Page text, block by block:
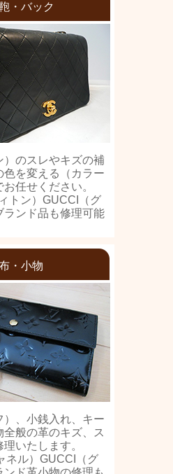
・バック
）のスレやキズの補
色を変える（カラー
任せください。
トン）GUCCI（グ
ランド品も修理可能
・小物
）、小銭入れ、キー
般の革のキズ、ス
いたします。
ネル）GUCCI（グ